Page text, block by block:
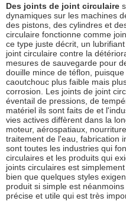
Des joints de joint circulaire
dynamiques sur les machines
des pistons, des cylindres et
circulaire fonctionne comme
ce type juste décrit, un
joint circulaire contre la
mesures de sauvegarde pour
douille mince de téflon,
caoutchouc plus faible mais
corrosion. Les joints de joint
éventail de pressions, de
matériel ils sont faits de et
vies actives diffèrent dans la
moteur, aérospatiaux,
traitement de l'eau, fabrication
sont toutes les industries qui
circulaires et les produits qui
joints circulaires est
bien que quelques styles
produit si simple est
précise et utile qui est très